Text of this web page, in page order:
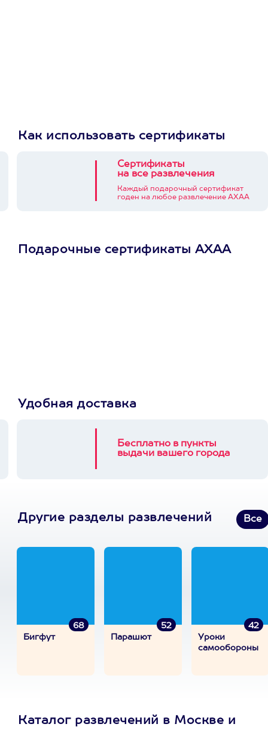
Как использовать сертификаты
Сертификаты
на все развлечения
Каждый подарочный сертификат
годен на любое развлечение АХАА
Подарочные сертификаты АХАА
Удобная доставка
Бесплатно в пункты
выдачи вашего города
Другие разделы развлечений Все
68
Бигфут
52
Парашют
42
Уроки
самообороны
Каталог развлечений в Москве и